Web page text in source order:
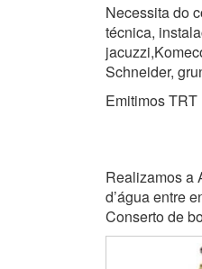
Necessita do
técnica,
Schneider,
Emitimos
Realizamos a
d’água entre
Conserto de